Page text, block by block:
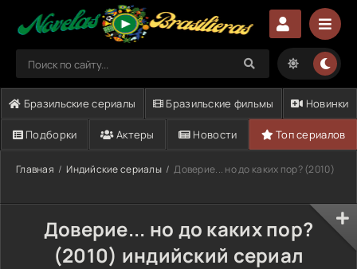
Бразильские сериалы Бразильские фильмы Новинки
Подборки Актеры Новости Топ сериалов
Главная Индийские сериалы Доверие... но до каких пор? (2010)
Доверие... но до каких пор?
(2010) индийский сериал